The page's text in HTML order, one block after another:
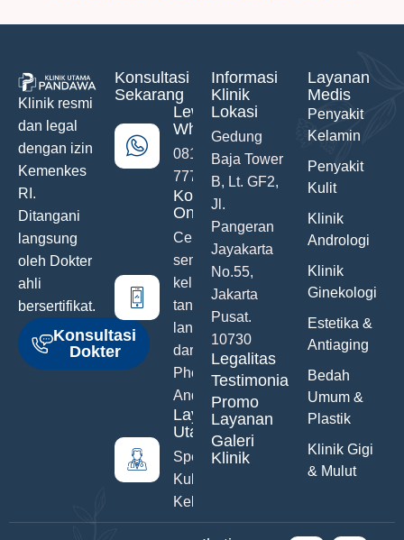
Klinik resmi
dan legal
dengan izin
Kemenkes
RI.
Ditangani
langsung
oleh Dokter
ahli
bersertifikat.
Konsultasi
Dokter
Konsultasi
Sekarang
Lewat
WhatsApp
0811-742-
777
Konsultasi
Online
Ceritakan
semua
keluhanmu
tanpa malu
langsung
dari Hand
Phone
Anda
Layanan
Utama
Spesialis
Kulit &
Kelamin
Informasi
Klinik
Lokasi
Gedung
Baja Tower
B, Lt. GF2,
Jl.
Pangeran
Jayakarta
No.55,
Jakarta
Pusat.
10730
Legalitas
Testimonials
Promo
Layanan
Galeri
Klinik
Layanan
Medis
Penyakit
Kelamin
Penyakit
Kulit
Klinik
Andrologi
Klinik
Ginekologi
Estetika &
Antiaging
Bedah
Umum &
Plastik
Klinik Gigi
& Mulut